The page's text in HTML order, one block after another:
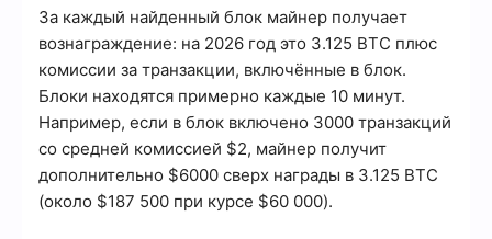
За каждый найденный блок майнер получает
вознаграждение: на 2026 год это 3.125 BTC плюс
комиссии за транзакции, включённые в блок.
Блоки находятся примерно каждые 10 минут.
Например, если в блок включено 3000 транзакций
со средней комиссией $2, майнер получит
дополнительно $6000 сверх награды в 3.125 BTC
(около $187 500 при курсе $60 000).